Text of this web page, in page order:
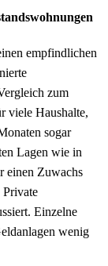
empfindlichen
zum
viele Haushalte,
sogar
Lagen wie in
einen Zuwachs
Private
Einzelne
wenig